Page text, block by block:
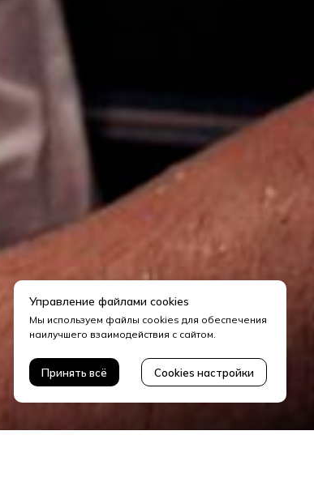
Управление файлами cookies
Мы используем файлы cookies для обеспечения
наилучшего взаимодействия с сайтом.
Принять всё Cookies настройки